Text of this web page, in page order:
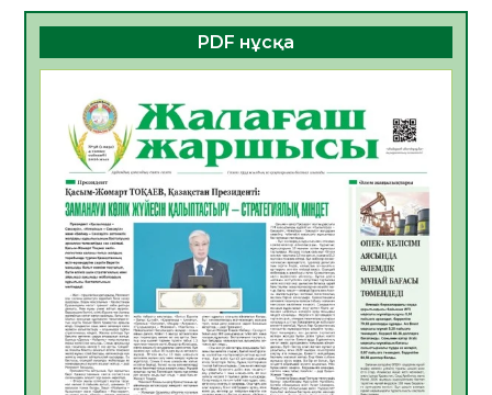
06.08.2026
52 0
ҚҰРЫЛТАЙ САЙЛАУЫ – БОЛАШАҚҚА
БАСТАР ЖАУАПТЫ ТАҢДАУ
06.08.2026
Инфекциялық ауруларға қарсы иммундау
жұмыстарының тиімділігі
06.08.2026
56
Көкжөтел ауруы туралы
06.08.2026
54
АПВ вакцинасы туралы мәлімет
06.08.2026
54
Open Air: Қызылорда облысы полиция
PDF нұсқа